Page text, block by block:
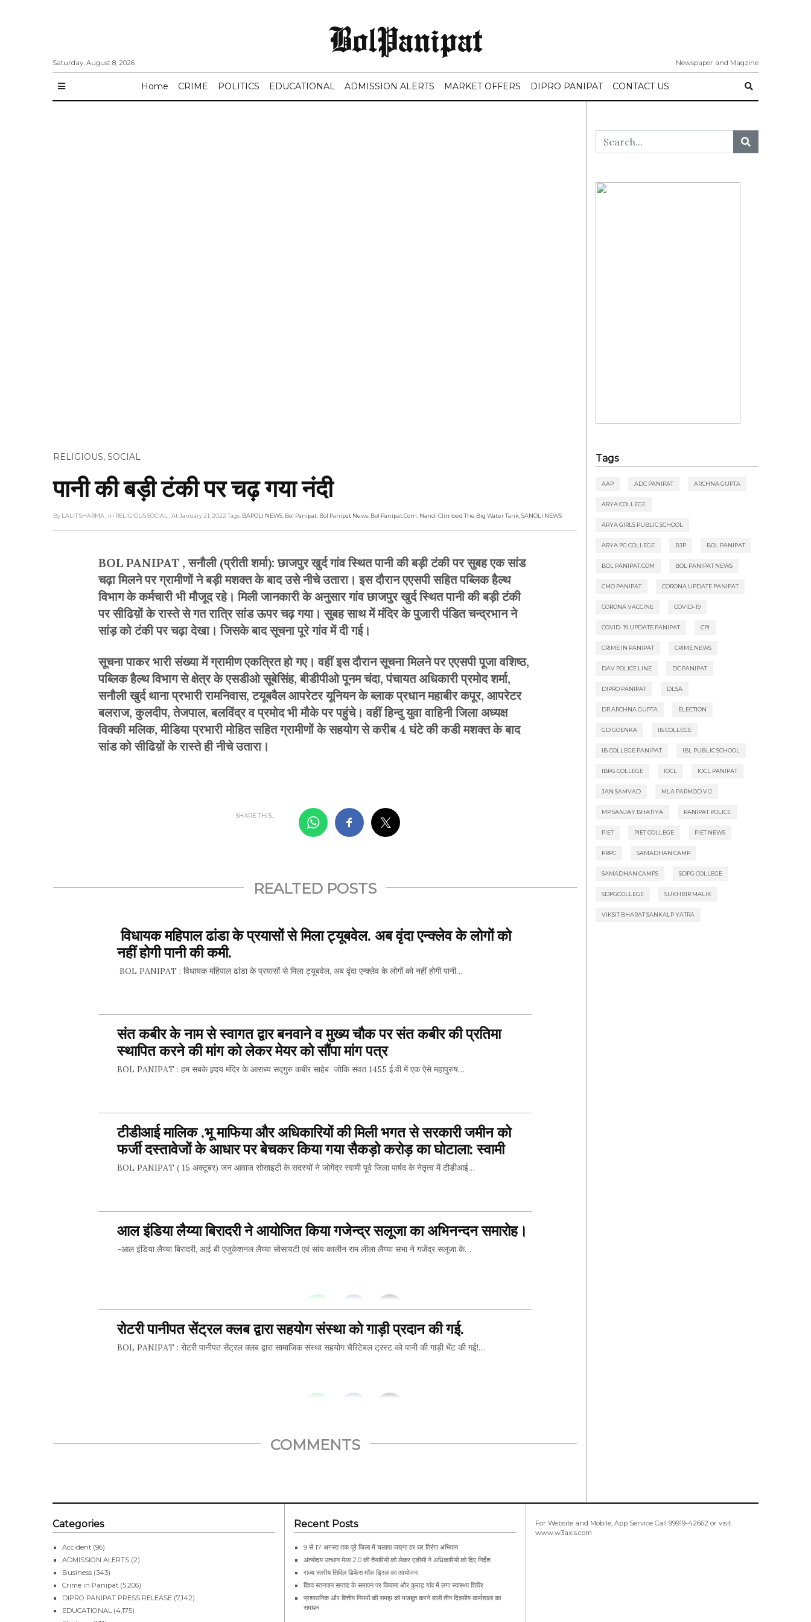
Saturday, August 8, 2026
BolPanipat
Newspaper and Magzine
Home CRIME POLITICS EDUCATIONAL ADMISSION ALERTS MARKET OFFERS DIPRO PANIPAT CONTACT US
RELIGIOUS, SOCIAL
पानी की बड़ी टंकी पर चढ़ गया नंदी
By LALIT SHARMA , In RELIGIOUS SOCIAL , At January 21, 2022 Tags: BAPOLI NEWS Bol Panipat Bol Panipat News Bol Panipat.com Nandi Climbed The Big Water Tank SANOLI NEWS
BOL PANIPAT , सनौली (प्रीती शर्मा): छाजपुर खुर्द गांव स्थित पानी की बड़ी टंकी पर सुबह एक सांड
चढ़ा मिलने पर ग्रामीणों ने बड़ी मशक्त के बाद उसे नीचे उतारा। इस दौरान एएसपी सहित पब्लिक हैल्थ
विभाग के कर्मचारी भी मौजूद रहे। मिली जानकारी के अनुसार गांव छाजपुर खुर्द स्थित पानी की बड़ी टंकी
पर सीढिय़ों के रास्ते से गत रात्रि सांड ऊपर चढ़ गया। सुबह साथ में मंदिर के पुजारी पंडित चन्द्रभान ने
सांड़ को टंकी पर चढ़ा देखा। जिसके बाद सूचना पूरे गांव में दी गई।
सूचना पाकर भारी संख्या में ग्रामीण एकत्रित हो गए। वहीं इस दौरान सूचना मिलने पर एएसपी पूजा वशिष्ठ,
पब्लिक हैल्थ विभाग से क्षेत्र के एसडीओ सूबेसिंह, बीडीपीओ पूनम चंदा, पंचायत अधिकारी प्रमोद शर्मा,
सनौली खुर्द थाना प्रभारी रामनिवास, टयूबवैल आपरेटर यूनियन के ब्लाक प्रधान महाबीर कपूर, आपरेटर
बलराज, कुलदीप, तेजपाल, बलविंद्र व प्रमोद भी मौके पर पहुंचे। वहीं हिन्दु युवा वाहिनी जिला अध्यक्ष
विक्की मलिक, मीडिया प्रभारी मोहित सहित ग्रामीणों के सहयोग से करीब 4 घंटे की कडी मशक्त के बाद
सांड को सीढिय़ों के रास्ते ही नीचे उतारा।
SHARE THIS...
REALTED POSTS
विधायक महिपाल ढांडा के प्रयासों से मिला ट्यूबवेल. अब वृंदा एन्क्लेव के लोगों को
नहीं होगी पानी की कमी.
BOL PANIPAT : विधायक महिपाल ढांडा के प्रयासों से मिला ट्यूबवेल, अब वृंदा एन्क्लेव के लोगों को नहीं होगी पानी…
संत कबीर के नाम से स्वागत द्वार बनवाने व मुख्य चौक पर संत कबीर की प्रतिमा
स्थापित करने की मांग को लेकर मेयर को सौंपा मांग पत्र
BOL PANIPAT : हम सबके ह्र्दय मंदिर के आराध्य सद्गुरु कबीर साहेब जोकि संवत 1455 ई.वी में एक ऐसे महापुरुष…
SHARE THIS...
टीडीआई मालिक ,भू माफिया और अधिकारियों की मिली भगत से सरकारी जमीन को
फर्जी दस्तावेजों के आधार पर बेचकर किया गया सैकड़ो करोड़ का घोटाला: स्वामी
BOL PANIPAT ( 15 अक्टूबर) जन आवाज सोसाइटी के सदस्यों ने जोगेंद्र स्वामी पूर्व जिला पार्षद के नेतृत्व में टीडीआई…
SHARE THIS...
आल इंडिया लैय्या बिरादरी ने आयोजित किया गजेन्द्र सलूजा का अभिनन्दन समारोह।
-आल इंडिया लैय्या बिरादरी, आई बी एजुकेशनल लैय्या सोसायटी एवं सांय कालीन राम लीला लैय्या सभा ने गजेंद्र सलूजा के…
रोटरी पानीपत सेंट्रल क्लब द्वारा सहयोग संस्था को गाड़ी प्रदान की गई.
BOL PANIPAT : रोटरी पानीपत सेंट्रल क्लब द्वारा सामाजिक संस्था सहयोग चैरिटेबल ट्रस्ट को पानी की गाड़ी भेंट की गई!…
COMMENTS
Tags
AAP ADC PANIPAT ARCHNA GUPTA
ARYA COLLEGE
ARYA GIRLS PUBLIC SCHOOL
ARYA PG COLLEGE BJP BOL PANIPAT
BOL PANIPAT.COM BOL PANIPAT NEWS
CMO PANIPAT CORONA UPDATE PANIPAT
CORONA VACCINE COVID-19
COVID-19 UPDATE PANIPAT CPI
CRIME IN PANIPAT CRIME NEWS
DAV POLICE LINE DC PANIPAT
DIPRO PANIPAT DLSA
DR ARCHNA GUPTA ELECTION
GD GOENKA IB COLLEGE
IB COLLEGE PANIPAT IBL PUBLIC SCHOOL
IBPG COLLEGE IOCL IOCL PANIPAT
JAN SAMVAD MLA PARMOD VIJ
MP SANJAY BHATIYA PANIPAT POLICE
PIET PIET COLLEGE PIET NEWS
PRPC SAMADHAN CAMP
SAMADHAN CAMPS SDPG COLLEGE
SDPGCOLLEGE SUKHBIR MALIK
VIKSIT BHARAT SANKALP YATRA
Categories
Accident (96)
ADMISSION ALERTS (2)
Business (343)
Crime in Panipat (5,206)
DIPRO PANIPAT PRESS RELEASE (7,142)
EDUCATIONAL (4,175)
Recent Posts
9 से 17 अगस्त तक पूरे जिला में चलाया जाएगा हर घर तिरंगा अभियान
अंत्योदय उत्थान मेला 2.0 की तैयारियों को लेकर एडीसी ने अधिकारियों को दिए निर्देश
राज्य स्तरीय सिविल डिफेंस मॉक ड्रिल का आयोजन
विश्व स्तनपान सप्ताह के समापन पर किवाना और कुराड़ गांव में लगा स्वास्थ्य शिविर
प्रशासनिक और वित्तीय नियमों की समझ को मजबूत करने वाली तीन दिवसीय कार्यशाला का
समापन
For Website and Mobile, App Service Call 99919-42662 or visit
www.w3axis.com